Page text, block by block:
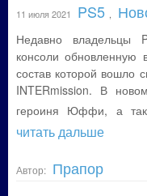
11 июля 2021 PS5
Недавно владельцы
консоли
состав которой вошло
INTERmission. В
героиня Юффи, а
читать дальше
Автор: Прапор